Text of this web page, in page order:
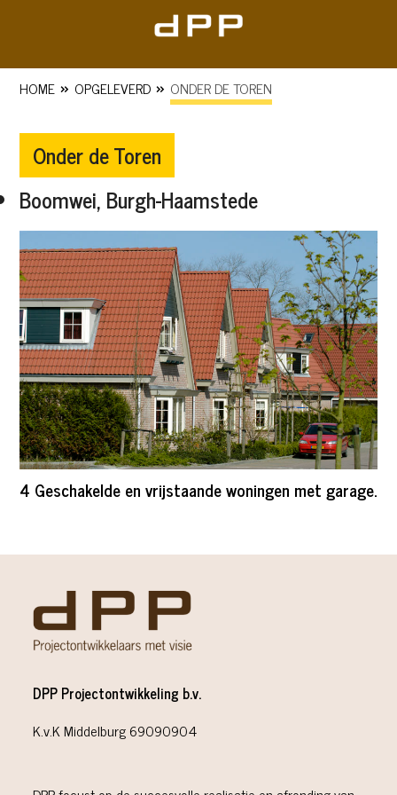
HOME » OPGELEVERD » ONDER DE TOREN
Onder de Toren
Boomwei, Burgh-Haamstede
4 Geschakelde en vrijstaande woningen met garage.
DPP Projectontwikkeling b.v.
K.v.K Middelburg 69090904